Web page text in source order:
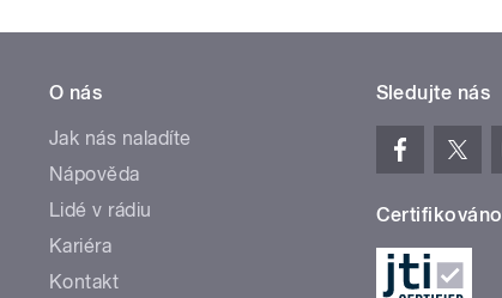
O nás
Jak nás naladíte
Nápověda
Lidé v rádiu
Kariéra
Kontakt
Sledujte nás
Certifikováno